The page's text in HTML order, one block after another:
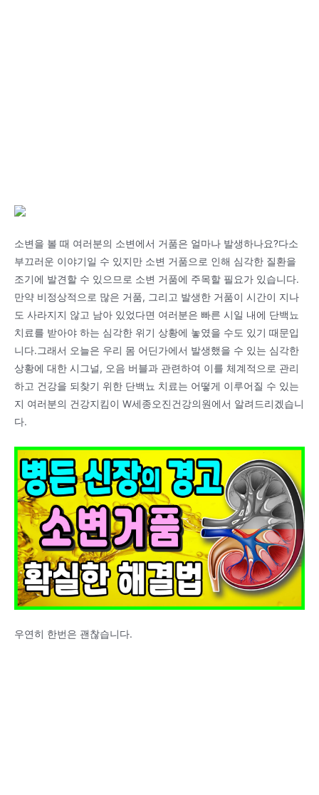
소변을 볼 때 여러분의 소변에서 거품은 얼마나 발생하나요?다소
부끄러운 이야기일 수 있지만 소변 거품으로 인해 심각한 질환을
조기에 발견할 수 있으므로 소변 거품에 주목할 필요가 있습니다.
만약 비정상적으로 많은 거품, 그리고 발생한 거품이 시간이 지나
도 사라지지 않고 남아 있었다면 여러분은 빠른 시일 내에 단백뇨
치료를 받아야 하는 심각한 위기 상황에 놓였을 수도 있기 때문입
니다.그래서 오늘은 우리 몸 어딘가에서 발생했을 수 있는 심각한
상황에 대한 시그널, 오음 버블과 관련하여 이를 체계적으로 관리
하고 건강을 되찾기 위한 단백뇨 치료는 어떻게 이루어질 수 있는
지 여러분의 건강지킴이 W세종오진건강의원에서 알려드리겠습니
다.
우연히 한번은 괜찮습니다.